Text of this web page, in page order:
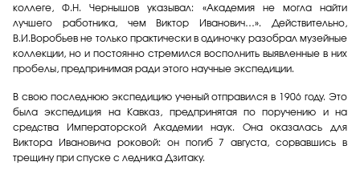
коллеге, Ф.Н. Чернышов указывал: «Академия не могла найти
лучшего работника, чем Виктор Иванович…». Действительно,
В.И.Воробьев не только практически в одиночку разобрал музейные
коллекции, но и постоянно стремился восполнить выявленные в них
пробелы, предпринимая ради этого научные экспедиции.
В свою последнюю экспедицию ученый отправился в 1906 году. Это
была экспедиция на Кавказ, предпринятая по поручению и на
средства Императорской Академии наук. Она оказалась для
Виктора Ивановича роковой: он погиб 7 августа, сорвавшись в
трещину при спуске с ледника Дзитаку.